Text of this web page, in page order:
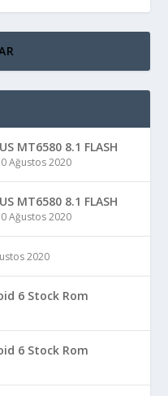
MT6580 8.1 FLASH
Ağustos 2020
MT6580 8.1 FLASH
Ağustos 2020
2020
6 Stock Rom
6 Stock Rom